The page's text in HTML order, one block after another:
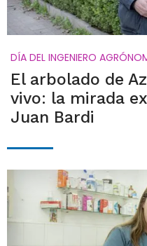
DÍA DEL INGENIERO
El arbolado de
vivo: la mirada
Juan Bardi